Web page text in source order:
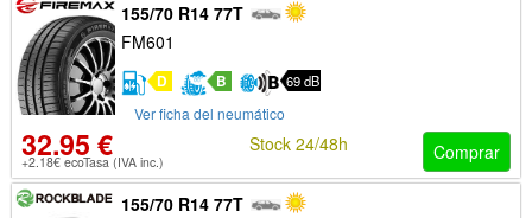
155/70 R14 77T
FM601
D B 69 dB
Ver ficha del neumático
32.95 €
+2.18€ ecoTasa (IVA inc.) Comprar
Stock 24/48h
155/70 R14 77T